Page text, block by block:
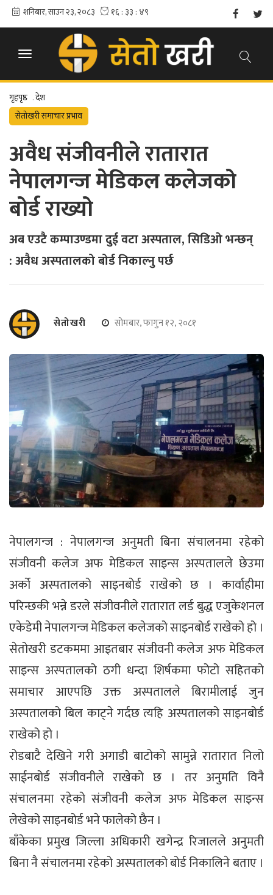
गृहपृष्ठ .देश
सेतोखरी समाचार प्रभाव
अवैध संजीवनीले रातारात
नेपालगन्ज मेडिकल कलेजको
बोर्ड राख्यो
अब एउटै कम्पाउण्डमा दुई वटा अस्पताल, सिडिओ भन्छन्
: अवैध अस्पतालको बोर्ड निकाल्नु पर्छ
सेतोखरी सोमबार, फागुन १२, २०८१
नेपालगन्ज : नेपालगन्ज अनुमती बिना संचालनमा रहेको
संजीवनी कलेज अफ मेडिकल साइन्स अस्पतालले छेउमा
अर्को अस्पतालको साइनबोर्ड राखेको छ । कार्वाहीमा
परिन्छकी भन्ने डरले संजीवनीले रातारात लर्ड बुद्ध एजुकेशनल
एकेडेमी नेपालगन्ज मेडिकल कलेजको साइनबोर्ड राखेको हो ।
सेतोखरी डटकममा आइतबार संजीवनी कलेज अफ मेडिकल
साइन्स अस्पतालको ठगी धन्दा शिर्षकमा फोटो सहितको
समाचार आएपछि उक्त अस्पतालले बिरामीलाई जुन
अस्पतालको बिल काट्ने गर्दछ त्यहि अस्पतालको साइनबोर्ड
राखेको हो ।
रोडबाटै देखिने गरी अगाडी बाटोको सामुन्ने रातारात निलो
साईनबोर्ड संजीवनीले राखेको छ । तर अनुमति विनै
संचालनमा रहेको संजीवनी कलेज अफ मेडिकल साइन्स
लेखेको साइनबोर्ड भने फालेको छैन ।
बाँकेका प्रमुख जिल्ला अधिकारी खगेन्द्र रिजालले अनुमती
बिना नै संचालनमा रहेको अस्पतालको बोर्ड निकालिने बताए ।